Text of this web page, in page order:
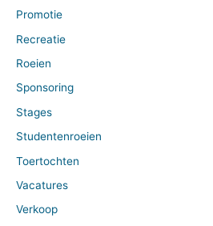
Promotie
Recreatie
Roeien
Sponsoring
Stages
Studentenroeien
Toertochten
Vacatures
Verkoop